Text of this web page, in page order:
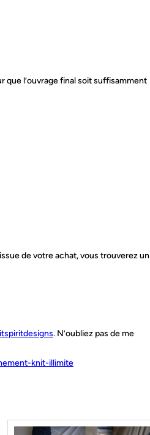
que l’ouvrage final soit suffisamment
de votre achat, vous trouverez un
. N’oubliez pas de me
knit-illimite